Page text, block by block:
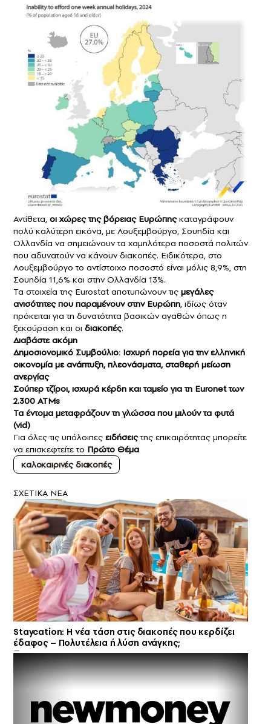
Αντίθετα, οι χώρες της βόρειας Ευρώπηςκαταγράφουν
πολύ καλύτερη εικόνα, με Λουξεμβούργο, Σουηδία και
Ολλανδία να σημειώνουν τα χαμηλότερα ποσοστά πολιτών
που αδυνατούν να κάνουν διακοπές. Ειδικότερα, στο
Λουξεμβούργο το αντίστοιχο ποσοστό είναι μόλις 8,9%, στη
Σουηδία 11,6% και στην Ολλανδία 13%.
Τα στοιχεία της Eurostat αποτυπώνουν τις μεγάλες
ανισότητες που παραμένουν στην Ευρώπη, ιδίως όταν
πρόκειται για τη δυνατότητα βασικών αγαθών όπως η
ξεκούραση και οι διακοπές.
Διαβάστε ακόμη
Δημοσιονομικό Συμβούλιο: Iσχυρή πορεία για την ελληνική
οικονομία με ανάπτυξη, πλεονάσματα, σταθερή μείωση
ανεργίας
Σούπερ τζίροι, ισχυρά κέρδη και ταμείο για τη Euronet των
2.300 ATMs
Τα έντομα μεταφράζουν τη γλώσσα που μιλούν τα φυτά
(vid)
Για όλες τις υπόλοιπες ειδήσειςτης επικαιρότητας μπορείτε
να επισκεφτείτε το Πρώτο Θέμα
καλοκαιρινές διακοπές
ΣXETIKA NEA
Staycation: Η νέα τάση στις διακοπές που κερδίζει
έδαφος – Πολυτέλεια ή λύση ανάγκης;